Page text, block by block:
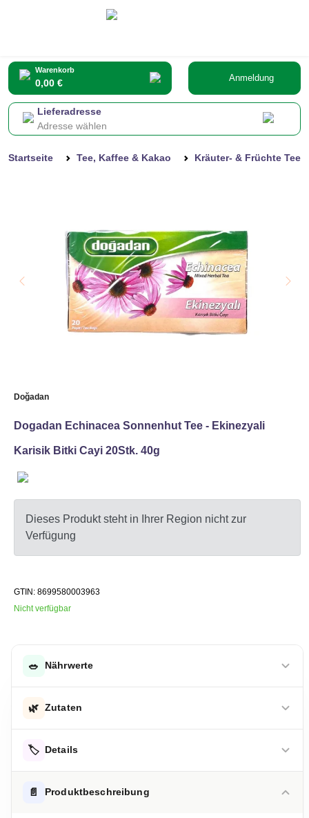
Warenkorb
0,00 € Anmeldung
Lieferadresse
Adresse wählen
Startseite Tee, Kaffee & Kakao Kräuter- & Früchte Tee
Doğadan
Dogadan Echinacea Sonnenhut Tee - Ekinezyali
Karisik Bitki Cayi 20Stk. 40g
Dieses Produkt steht in Ihrer Region nicht zur
Verfügung
GTIN: 8699580003963
Nicht verfügbar
🥗 Nährwerte
Energie 1 kcal
🌿 Zutaten
Süßholz, Pfefferminze
Hinweis zur Haftung: Für die vorstehenden Angaben wird keine Haftung
🏷️ Details
ALLERGENHINWEISE
📄 Produktbeschreibung